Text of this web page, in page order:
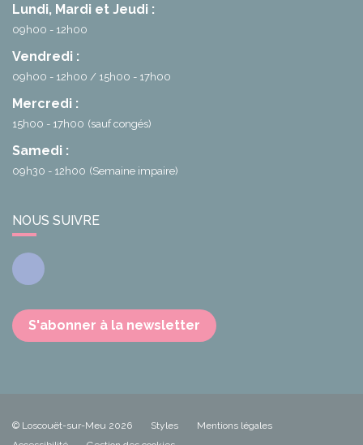
Lundi, Mardi et Jeudi :
09h00 - 12h00
Vendredi :
09h00 - 12h00 15h00 - 17h00
Mercredi :
15h00 - 17h00 (sauf congés)
Samedi :
09h30 - 12h00 (Semaine impaire)
NOUS SUIVRE
Facebook
S'abonner à la newsletter
© Loscouët-sur-Meu 2026 Styles
Mentions légales